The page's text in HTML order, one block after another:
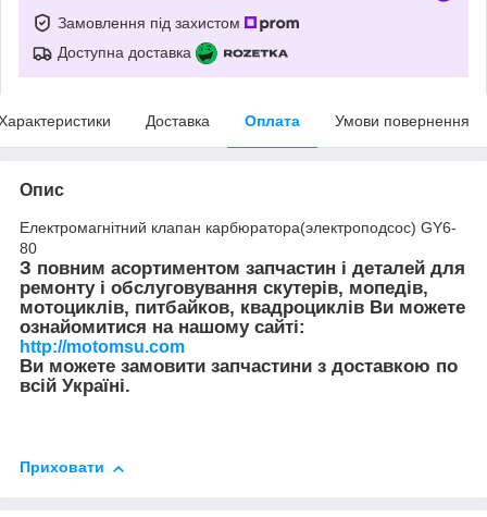
Замовлення під захистом
Доступна доставка
Доставка Оплата Умови повернення
Опис
Електромагнітний клапан карбюратора(электроподсос) GY6-
80
З повним асортиментом запчастин і деталей для
ремонту і обслуговування скутерів, мопедів,
мотоциклів, питбайков, квадроциклів Ви можете
ознайомитися на нашому сайті:
http://motomsu.com
Ви можете замовити запчастини з доставкою по
всій Україні.
Приховати